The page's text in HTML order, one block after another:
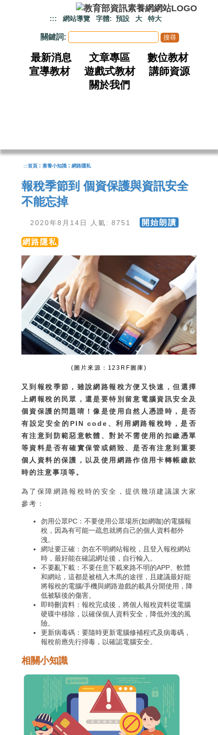
::: 網站導覽 字體: 預設 大 特大
關鍵詞:
最新消息 文章專區
數位教材
宣導教材
遊戲式教材
講師資源
關於我們
:::首頁 : 素養小知識 : 網路隱私
報稅季節到 個資保護與資訊安全
不能忘掉
2020年8月14日 人氣: 8751 開始朗讀
網路隱私
(圖片來源：123RF圖庫)
又到報稅季節，雖說網路報稅方便又快速，但選擇
上網報稅的民眾，還是要特別留意電腦資訊安全及
個資保護的問題唷！像是使用自然人憑證時，是否
有設定安全的PIN code、利用網路報稅時，是否
有注意到防範惡意軟體、對於不需使用的扣繳憑單
等資料是否有確實保管或銷毀、是否有注意到重要
個人資料的保護，以及使用網路作信用卡轉帳繳款
時的注意事項等。
為了保障網路報稅時的安全，提供幾項建議讓大家
參考：
勿用公眾PC：不要使用公眾場所(如網咖)的電腦報
稅，因為有可能一疏忽就將自己的個人資料都外
洩。
網址要正確：勿在不明網站報稅，且登入報稅網站
時，最好能在確認網址後，自行輸入。
不要亂下載：不要任意下載來路不明的APP、軟體
和網站，這都是被植入木馬的途徑，且建議最好能
將報稅的電腦/手機與網路遊戲的載具分開使用，降
低被駭後的傷害。
即時刪資料：報稅完成後，將個人報稅資料從電腦
硬碟中移除，以確保個人資料安全，降低外洩的風
險。
更新病毒碼：要隨時更新電腦修補程式及病毒碼，
報稅前應先行掃毒，以確認電腦安全。
相關小知識